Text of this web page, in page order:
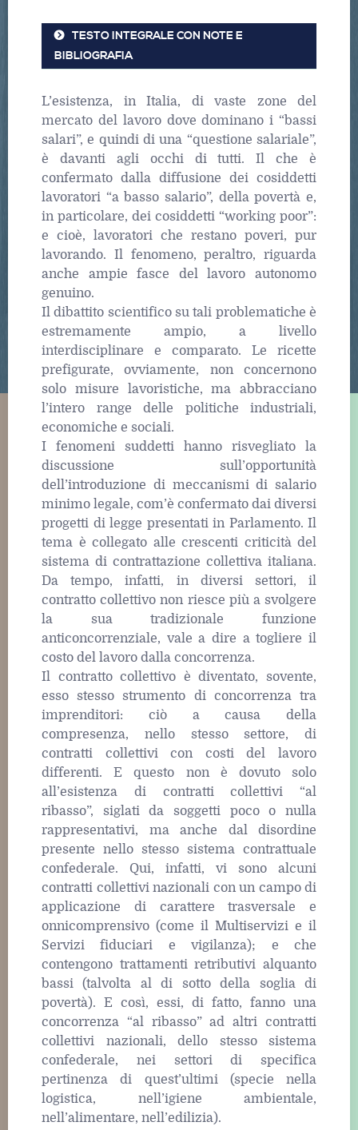
TESTO INTEGRALE CON NOTE E
BIBLIOGRAFIA
L’esistenza, in Italia, di vaste zone del
mercato del lavoro dove dominano i “bassi
salari”, e quindi di una “questione salariale”,
è davanti agli occhi di tutti. Il che è
confermato dalla diffusione dei cosiddetti
lavoratori “a basso salario”, della povertà e,
in particolare, dei cosiddetti “working poor”:
e cioè, lavoratori che restano poveri, pur
lavorando. Il fenomeno, peraltro, riguarda
anche ampie fasce del lavoro autonomo
genuino.
Il dibattito scientifico su tali problematiche è
estremamente ampio, a livello
interdisciplinare e comparato. Le ricette
prefigurate, ovviamente, non concernono
solo misure lavoristiche, ma abbracciano
l’intero range delle politiche industriali,
economiche e sociali.
I fenomeni suddetti hanno risvegliato la
discussione sull’opportunità
dell’introduzione di meccanismi di salario
minimo legale, com’è confermato dai diversi
progetti di legge presentati in Parlamento. Il
tema è collegato alle crescenti criticità del
sistema di contrattazione collettiva italiana.
Da tempo, infatti, in diversi settori, il
contratto collettivo non riesce più a svolgere
la sua tradizionale funzione
anticoncorrenziale, vale a dire a togliere il
costo del lavoro dalla concorrenza.
Il contratto collettivo è diventato, sovente,
esso stesso strumento di concorrenza tra
imprenditori: ciò a causa della
compresenza, nello stesso settore, di
contratti collettivi con costi del lavoro
differenti. E questo non è dovuto solo
all’esistenza di contratti collettivi “al
ribasso”, siglati da soggetti poco o nulla
rappresentativi, ma anche dal disordine
presente nello stesso sistema contrattuale
confederale. Qui, infatti, vi sono alcuni
contratti collettivi nazionali con un campo di
applicazione di carattere trasversale e
onnicomprensivo (come il Multiservizi e il
Servizi fiduciari e vigilanza); e che
contengono trattamenti retributivi alquanto
bassi (talvolta al di sotto della soglia di
povertà). E così, essi, di fatto, fanno una
concorrenza “al ribasso” ad altri contratti
collettivi nazionali, dello stesso sistema
confederale, nei settori di specifica
pertinenza di quest’ultimi (specie nella
logistica, nell’igiene ambientale,
nell’alimentare, nell’edilizia).